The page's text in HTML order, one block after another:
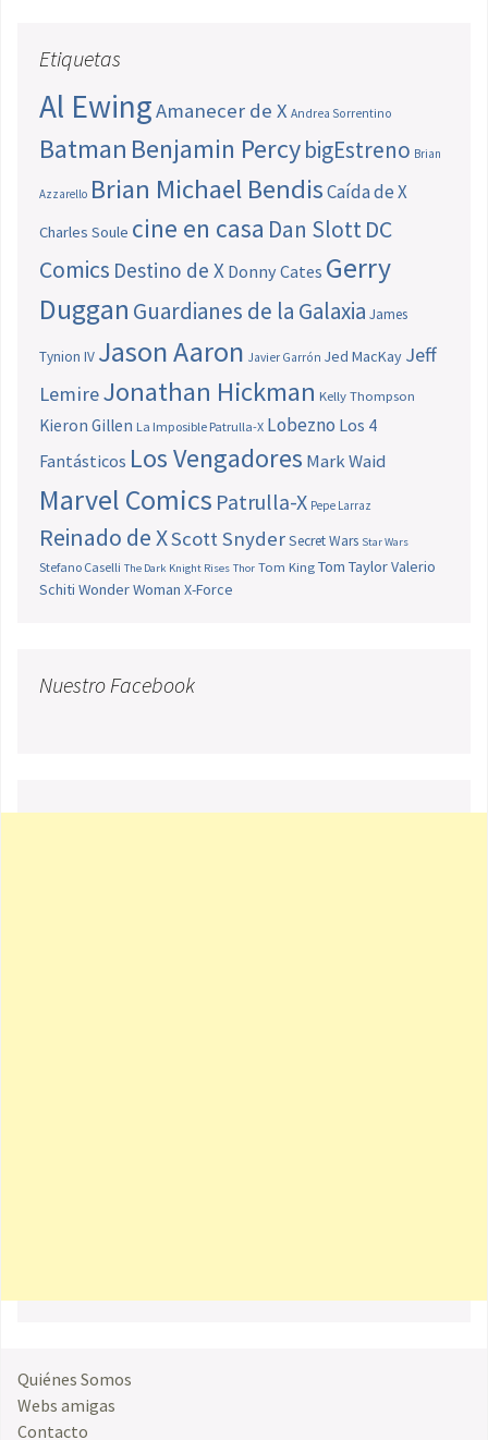
Etiquetas
Al EwingAmanecer de X Andrea Sorrentino
Batman Benjamin PercybigEstreno Brian
Azzarello Brian Michael BendisCaída de X
Charles Soule cine en casa Dan SlottDC
Comics Destino de X Donny Cates Gerry
Duggan Guardianes de la Galaxia James
Tynion IV Jason Aaron Javier Garrón Jed MacKay Jeff
LemireJonathan Hickman Kelly Thompson
Kieron Gillen La Imposible Patrulla-X Lobezno Los 4
Fantásticos Los Vengadores Mark Waid
Marvel Comics Patrulla-X Pepe Larraz
Reinado de XScott SnyderSecret Wars Star Wars
Stefano Caselli The Dark Knight Rises Thor Tom King Tom TaylorValerio
Schiti Wonder Woman X-Force
Nuestro Facebook
Quiénes Somos
Webs amigas
Contacto